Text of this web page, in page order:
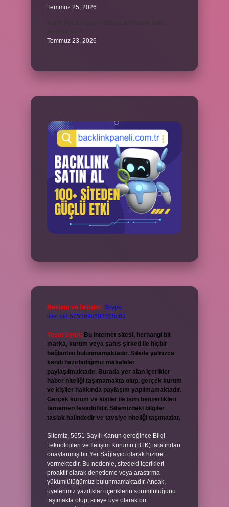
Temmuz 25, 2026
Temmuz 23, 2026
Reklam ve İletişim: Skype:
live:.cid.575569c608265c69
Yasal Uyarı: Bu internet sitesi, herhangi bir
marka, kurum veya şahıs şirketi ile hiçbir
bağlantısı bulunmamaktadır. Sitede yalnızca
kendi hazırladığımız makaleler
paylaşılmaktadır. Burada yer alan içerikler
haber niteliği taşımamakta olup, gerçek kurum
ve kişiler hakkında paylaşım yapılmamaktadır.
Gerçek kurum ve kişiler ile isim benzerlikleri
tamamen tesadüfidir. Sitemizdeki bilgiler
taslak halindedir ve tavsiye niteliği taşımazlar.
Sitemiz, 5651 Sayılı Kanun gereğince Bilgi
Teknolojileri ve İletişim Kurumu (BTK) tarafından
onaylanmış bir Yer Sağlayıcı olarak hizmet
vermektedir. Bu nedenle, sitedeki içerikleri
proaktif olarak denetleme veya araştırma
yükümlülüğümüz bulunmamaktadır. Ancak,
üyelerimiz yazdıkları içeriklerin sorumluluğunu
taşımakta olup, siteye üye olarak bu